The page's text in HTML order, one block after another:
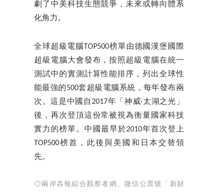
劇了中美科技生態競爭，未來或轉向體系
化角力。
全球超級電腦TOP500榜單由德國漢堡國際
超級電腦大會發布，按照超級電腦在統一
測試中的實測計算性能排序，列出全球性
能最強的500套超級電腦系統，每年發布兩
次。這是中國自2017年「神威·太湖之光」
後，再次登頂這份常被視為衡量國家科技
實力的榜單。中國最早於2010年首次登上
TOP500榜首，此後與美國和日本交替領
先。
◎兩岸犇報綜合觀察者網、微信公眾號「新財